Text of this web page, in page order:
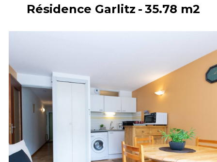
Résidence Garlitz 35.78 m2